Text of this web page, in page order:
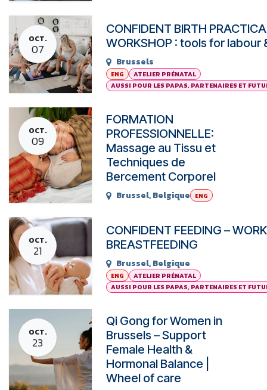
OCT.
07
CONFIDENT BIRTH
WORKSHOP : tools for labour
Brussels
ENG
ATELIER PRÉNATAL
AUSSI POUR LES PAPAS, PARTENAIRES ET
OCT.
09
FORMATION
PROFESSIONNELLE:
Massage au Tissu et
Techniques de
Bercement Corporel
Brussel,Belgique ENG
OCT.
21
CONFIDENT FEEDING –
BREASTFEEDING
Brussel,Belgique
ENG
ATELIER PRÉNATAL
AUSSI POUR LES PAPAS, PARTENAIRES ET
OCT.
23
Qi Gong for Women in
Brussels – Support
Female Health &
Hormonal Balance |
Wheel of care